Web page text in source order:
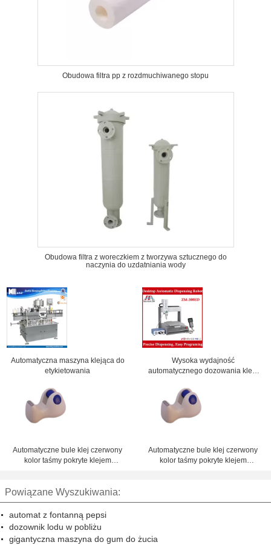
Obudowa filtra pp z rozdmuchiwanego stopu
Obudowa filtra z woreczkiem z tworzywa sztucznego do
naczynia do uzdatniania wody
Automatyczna maszyna klejąca do
etykietowania
Wysoka wydajność
automatycznego dozowania kleju
najlepszą ofertą
Automatyczne bule klej czerwony
kolor taśmy pokryte klejem
Automatyczne bule klej czerwony
kolor taśmy pokryte klejem
Powiązane Wyszukiwania:
automat z fontanną pepsi
dozownik lodu w pobliżu
gigantyczna maszyna do gum do żucia